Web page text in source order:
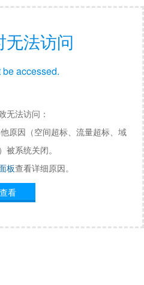
法访问
accessed.
无法访问：
原因（空间超标、流量超标、域
系统关闭。
板查看详细原因。
看